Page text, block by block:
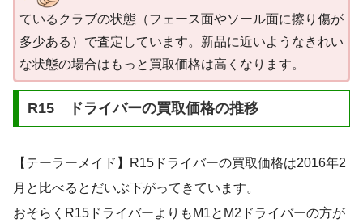
ているクラブの状態（フェース面やソール面に擦り傷が
多少ある）で査定しています。新品に近いようなきれい
な状態の場合はもっと買取価格は高くなります。
R15 ドライバーの買取価格の推移
【テーラーメイド】R15ドライバーの買取価格は2016年2
月と比べるとだいぶ下がってきています。
おそらくR15ドライバーよりもM1とM2ドライバーの方が